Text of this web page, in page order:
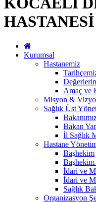
HASTANESİ
Kurumsal
Hastanemiz
Amaç ve
Misyon &
Sağlık Üst
Bakan
İl Sağlık
Hastane
Başhekim
Başhekim
İdari ve
İdari ve
Sağlık
Organizasyon